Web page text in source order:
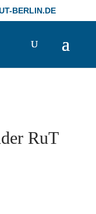
BERLIN.DE
RuT